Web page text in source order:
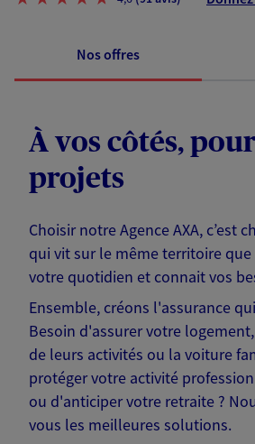
Nos offres
À vos côtés,
projets
Choisir notre Agence AXA, c’est
qui vit sur le même territoire
votre quotidien et connait vos
Ensemble, créons l'assurance
Besoin d'assurer votre
de leurs activités ou la voiture
protéger votre activité
ou d'anticiper votre retraite ?
vous les meilleures solutions.